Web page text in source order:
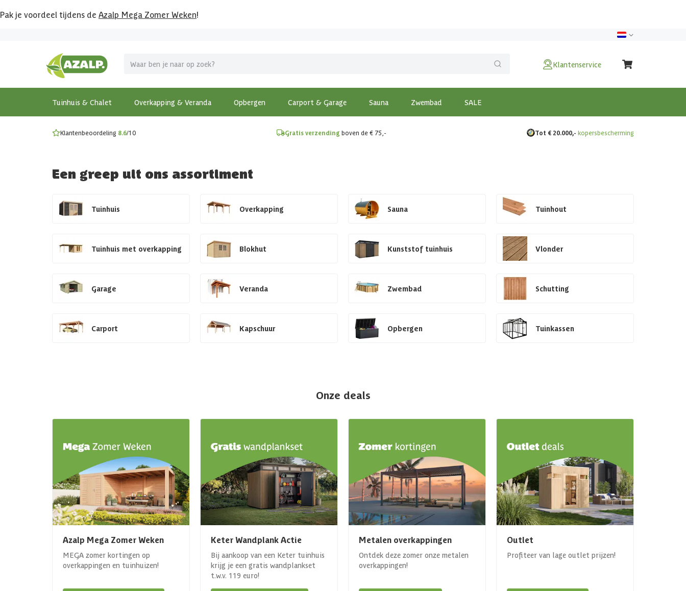
Pak je voordeel tijdens de Azalp Mega Zomer Weken!
Klantenservice
Tuinhuis & Chalet Overkapping & Veranda Opbergen Carport & Garage Sauna Zwembad SALE
MEGA zomer kortingen op overkappingen en tuinhuizen!
Bekijk de actiemodellen
Gratis wandplankset
Ontdek onze metalen overkappingen
Klantenbeoordeling 8.6/10 Gratis verzending boven de € 75,- Tot € 20.000,- kopersbescherming
Een greep uit ons assortiment
Tuinhuis Overkapping Sauna Tuinhout
Tuinhuis met overkapping Blokhut Kunststof tuinhuis Vlonder
Garage Veranda Zwembad Schutting
Carport Kapschuur Opbergen Tuinkassen
Onze deals
Azalp Mega Zomer Weken
MEGA zomer kortingen op
overkappingen en tuinhuizen!
Keter Wandplank Actie
Bij aankoop van een Keter tuinhuis
krijg je een gratis wandplankset
t.w.v. 119 euro!
Metalen overkappingen
Ontdek deze zomer onze metalen
overkappingen!
Outlet
Profiteer van lage outlet prijzen!